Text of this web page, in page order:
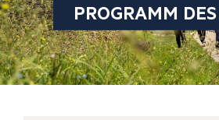
PROGRAMM